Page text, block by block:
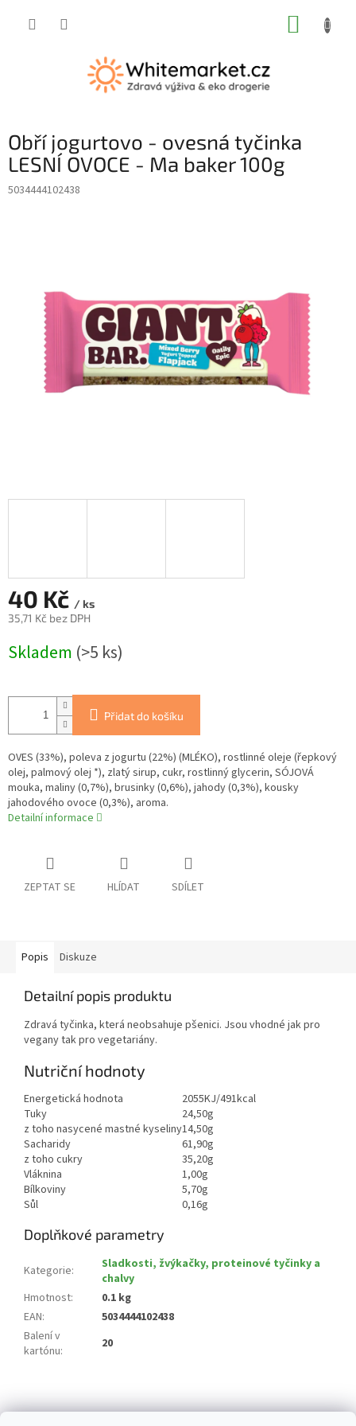
Obří jogurtovo - ovesná tyčinka
LESNÍ OVOCE - Ma baker 100g
5034444102438
40 Kč / ks
35,71 Kč bez DPH
cena:
Skladem (>5 ks)
Přidat do košíku
OVES (33%), poleva z jogurtu (22%) (MLÉKO), rostlinné oleje (řepkový
olej, palmový olej *), zlatý sirup, cukr, rostlinný glycerin, SÓJOVÁ
mouka, maliny (0,7%), brusinky (0,6%), jahody (0,3%), kousky
jahodového ovoce (0,3%), aroma.
Detailní informace
ZEPTAT SE HLÍDAT SDÍLET
Popis Diskuze
Detailní popis produktu
Zdravá tyčinka, která neobsahuje pšenici. Jsou vhodné jak pro
vegany tak pro vegetariány.
Nutriční hodnoty
Energetická hodnota
2055KJ/491kcal
Tuky
24,50g
z toho nasycené mastné kyseliny14,50g
Sacharidy
61,90g
z toho cukry
35,20g
Vláknina
1,00g
Bílkoviny
5,70g
Sůl
0,16g
Doplňkové parametry
Kategorie:
Sladkosti, žvýkačky, proteinové tyčinky a
chalvy
Hmotnost:
0.1 kg
EAN:
5034444102438
Balení v
kartónu: 20
á